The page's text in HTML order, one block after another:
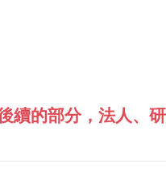
續的部分，法人、